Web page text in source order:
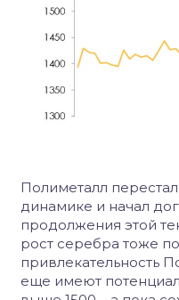
Полиметалл
динамике и начал
продолжения этой
рост серебра тоже
привлекательность
еще имеют